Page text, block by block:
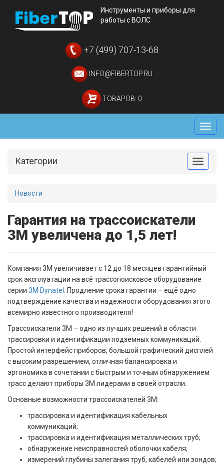
Инструменты и приборы для
работы с ВОЛС
+7 (499) 707-13-68
INFO@FIBERTOP.RU
ТОВАРОВ: 0
Меню
Toggle
Категории
Новости
Гарантия на трассоискатели
3M увеличена до 1,5 лет!
Компания 3M увеличивает с 12 до 18 месяцев гарантийный
срок эксплуатации на всё трассопоисковое оборудование
серии 3M Dynatel
. Продление срока гарантии – ещё одно
подтверждение качества и надежности оборудования этого
всемирно известного производителя!
Трассоискатели 3M – одно из лучших решений в области
трассировки и идентификации подземных коммуникаций.
Простой интерфейс приборов, большой графический дисплей
с высоким разрешением, отличная балансировка и
эргономика в сочетании с быстрым и точным обнаружением
трасс делают приборы 3M лидерами в своей отрасли.
Основные возможности трассоискателей 3M:
трассировка и идентификация кабельных
коммуникаций;
трассировка и идентификация металлических труб;
обнаружение неисправностей оболочки кабеля;
измерений глубины залегания труб, кабелей или зондов;